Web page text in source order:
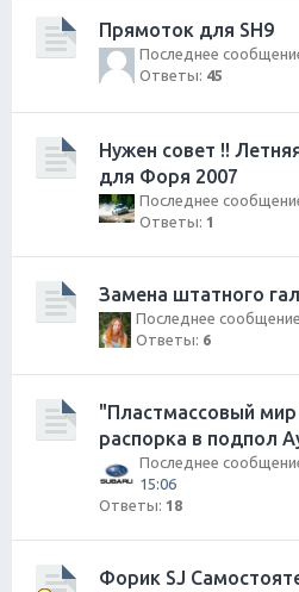
Прямоток для SH9
Последнее
Ответы: 45
Нужен совет !!
для Форя 2007
Последнее
Ответы: 1
Замена штатного
Последнее сообщение
Ответы: 6
"Пластмассовый
распорка в подпол
Последнее
15:06
Ответы: 18
Форик SJ